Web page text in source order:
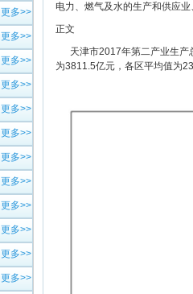
更多>>
更多>>
更多>>
更多>>
更多>>
更多>>
更多>>
更多>>
更多>>
更多>>
更多>>
更多>>
电力、燃气及水的生产和供应
正文
天津市2017年第二产业生产
为3811.5亿元，各区平均值为